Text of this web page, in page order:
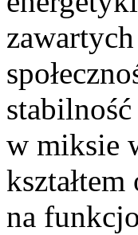
w miksie
na